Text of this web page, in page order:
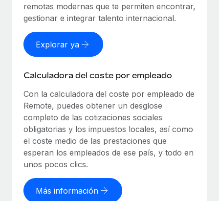
remotas modernas que te permiten encontrar,
gestionar e integrar talento internacional.
Explorar ya
Calculadora del coste por empleado
Con la calculadora del coste por empleado de
Remote, puedes obtener un desglose
completo de las cotizaciones sociales
obligatorias y los impuestos locales, así como
el coste medio de las prestaciones que
esperan los empleados de ese país, y todo en
unos pocos clics.
Más información